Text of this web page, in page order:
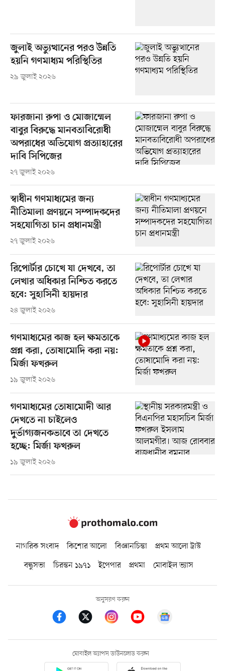
জুলাই অভ্যুত্থানের পরও উন্নতি
হয়নি গণমাধ্যম পরিস্থিতির
২৯ জুলাই ২০২৬
ফারজানা রুপা ও মোজাম্মেল
বাবুর বিরুদ্ধে মানবতাবিরোধী
অপরাধের অভিযোগ প্রত্যাহারের
দাবি সিপিজের
২৭ জুলাই ২০২৬
স্বাধীন গণমাধ্যমের জন্য
নীতিমালা প্রণয়নে সম্পাদকদের
সহযোগিতা চান প্রধানমন্ত্রী
২৭ জুলাই ২০২৬
রিপোর্টার চোখে যা দেখবে, তা
লেখার অধিকার নিশ্চিত করতে
হবে: সুহাসিনী হায়দার
২৪ জুলাই ২০২৬
গণমাধ্যমের কাজ হল ক্ষমতাকে
প্রশ্ন করা, তোষামোদি করা নয়:
মির্জা ফখরুল
১৯ জুলাই ২০২৬
গণমাধ্যমের তোষামোদী আর
দেখতে না চাইলেও
দুর্ভাগ্যজনকভাবে তা দেখতে
হচ্ছে: মির্জা ফখরুল
১৯ জুলাই ২০২৬
নাগরিক সংবাদ কিশোর আলো বিজ্ঞানচিন্তা
প্রথম আলো ট্রাস্ট
বন্ধুসভা
চিরন্তন ১৯৭১ ইপেপার প্রথমা মোবাইল ভ্যাস
অনুসরণ করুন
মোবাইল অ্যাপস ডাউনলোড করুন